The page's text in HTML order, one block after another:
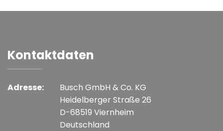
Kontaktdaten
Adresse:
Busch GmbH & Co. KG
Heidelberger Straße 26
D-68519 Viernheim
Deutschland